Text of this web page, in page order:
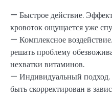
— Быстрое действие.
кровоток ощущается уже
— Комплексное
решать проблему
нехватки витаминов.
— Индивидуальный
быть скорректирован в